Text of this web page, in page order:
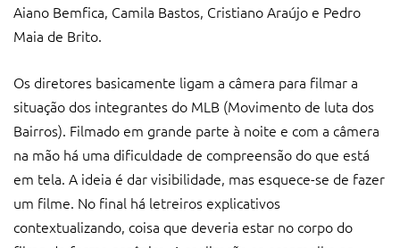
Aiano Bemfica, Camila Bastos, Cristiano Araújo e Pedro
Maia de Brito.
Os diretores basicamente ligam a câmera para filmar a
situação dos integrantes do MLB (Movimento de luta dos
Bairros). Filmado em grande parte à noite e com a câmera
na mão há uma dificuldade de compreensão do que está
em tela. A ideia é dar visibilidade, mas esquece-se de fazer
um filme. No final há letreiros explicativos
contextualizando, coisa que deveria estar no corpo do